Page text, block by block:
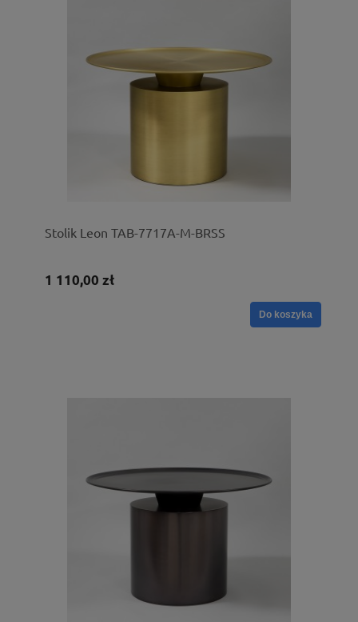
Stolik Leon TAB-7717A-M-BRSS
1 110,00 zł
Do koszyka